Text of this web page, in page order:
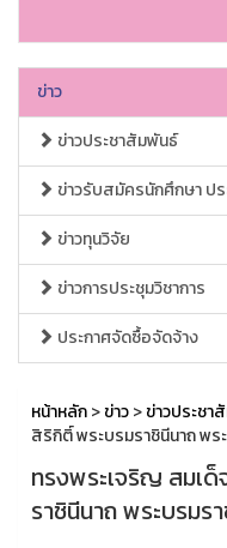
ข่าว
ข่าวประชาสัมพันธ์
ข่าวรับสมัครนักศึกษา ป
ข่าวทุนวิจัย
ข่าวการประชุมวิชาการ
ประกาศจัดซื้อจัดจ้าง
หน้าหลัก>ข่าว>ข่าวประชา
สิริกิติ์ พระบรมราชินีนาถ พ
ทรงพระเจริญ สมเด็
ราชินีนาถ พระบรม